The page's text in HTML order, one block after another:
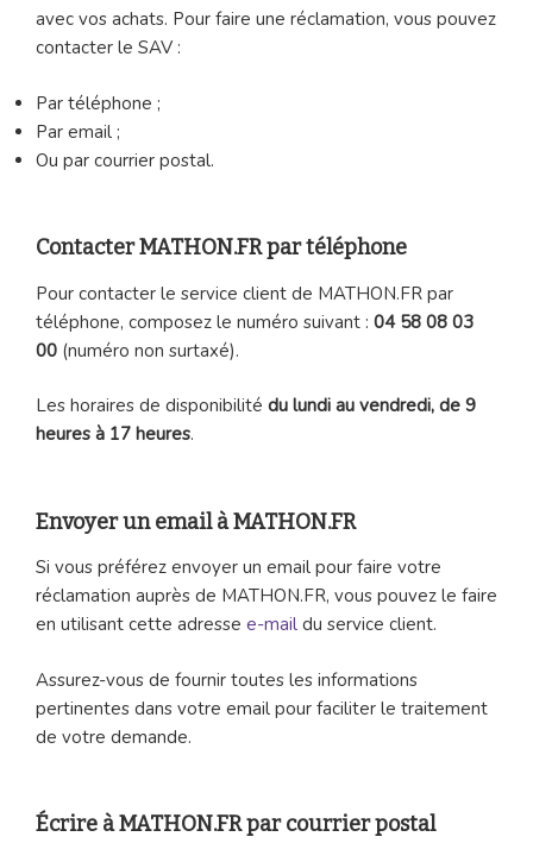
avec vos achats. Pour faire une réclamation, vous pouvez
contacter le SAV :
Par téléphone ;
Par email ;
Ou par courrier postal.
Contacter MATHON.FR par téléphone
Pour contacter le service client de MATHON.FR par
téléphone, composez le numéro suivant : 04 58 08 03
00 (numéro non surtaxé).
Les horaires de disponibilité du lundi au vendredi, de 9
heures à 17 heures.
Envoyer un email à MATHON.FR
Si vous préférez envoyer un email pour faire votre
réclamation auprès de MATHON.FR, vous pouvez le faire
en utilisant cette adresse e-mail du service client.
Assurez-vous de fournir toutes les informations
pertinentes dans votre email pour faciliter le traitement
de votre demande.
Écrire à MATHON.FR par courrier postal